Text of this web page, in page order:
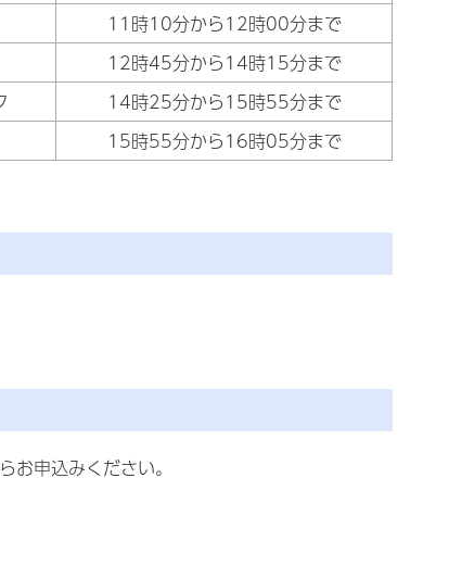
11時10分から12時00分まで
12時45分から14時15分まで
14時25分から15時55分まで
15時55分から16時05分まで
お申込みください。